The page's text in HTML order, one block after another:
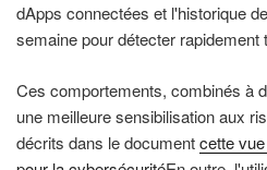
dApps connectées et l'historique
semaine pour détecter
Ces comportements, combinés à
une meilleure sensibilisation aux
décrits dans le documentcette